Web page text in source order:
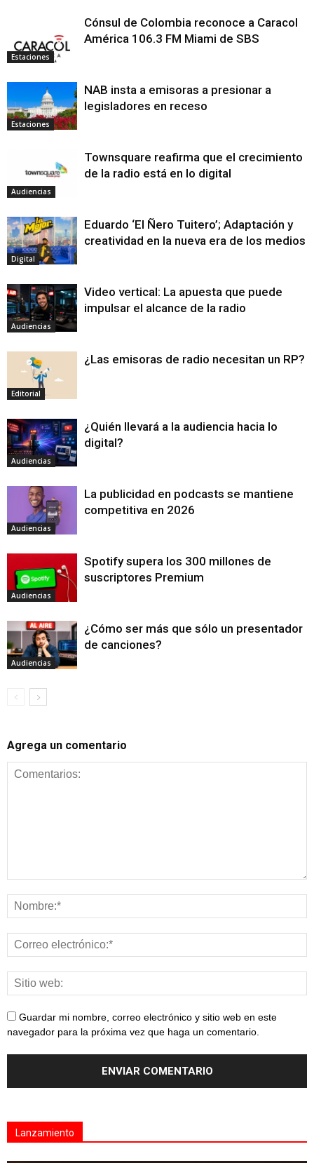
Estaciones
Cónsul de Colombia reconoce a Caracol
América 106.3 FM Miami de SBS
Estaciones
NAB insta a emisoras a presionar a
legisladores en receso
Audiencias
Townsquare reafirma que el crecimiento
de la radio está en lo digital
Digital
Eduardo ‘El Ñero Tuitero’; Adaptación y
creatividad en la nueva era de los medios
Audiencias
Video vertical: La apuesta que puede
impulsar el alcance de la radio
Editorial
¿Las emisoras de radio necesitan un RP?
Audiencias
¿Quién llevará a la audiencia hacia lo
digital?
Audiencias
La publicidad en podcasts se mantiene
competitiva en 2026
Audiencias
Spotify supera los 300 millones de
suscriptores Premium
Audiencias
¿Cómo ser más que sólo un presentador
de canciones?
Agrega un comentario
Guardar mi nombre, correo electrónico y sitio web en este
navegador para la próxima vez que haga un comentario.
Lanzamiento